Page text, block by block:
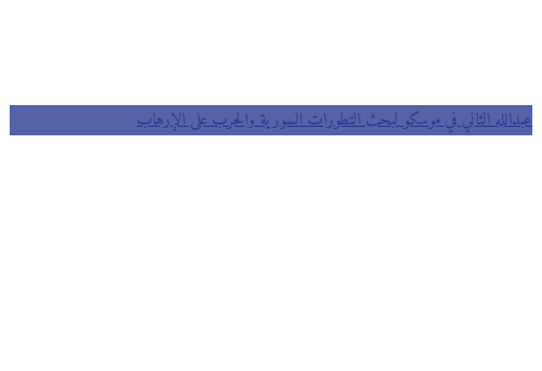
عبدالله الثاني في موسكو لبحث التطورات السورية والحرب على الإرهاب